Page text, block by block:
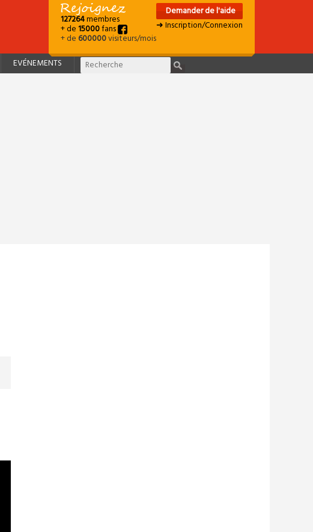
127264membres
+ de15000fans
+ de600000visiteurs/mois
Demander de l'aide
➜ Inscription/Connexion
EVÉNEMENTS